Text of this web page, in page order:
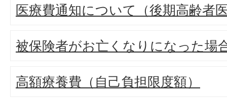
医療費通知について（後期高齢者
被保険者がお亡くなりになった場
高額療養費（自己負担限度額）